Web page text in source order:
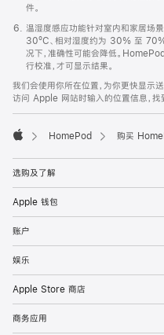
件。
温湿度感应功能针对室内和家居场
30ºC、相对湿度约为 30% 至
况下，准确性可能会降低。
行校准，才可显示结果。
我们会使用你所在位置，为你更快显示
访问 Apple 网站时输入的位置信息，找
HomePod 购买
选购及了解
Apple 钱包
账户
娱乐
Apple Store 商店
商务应用